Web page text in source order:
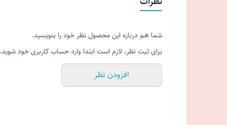
شما هم درباره این محصول نظر خود را بنویسید.
برای ثبت نظر، لازم است ابتدا وارد حساب کاربری خود شوید.
افزودن نظر